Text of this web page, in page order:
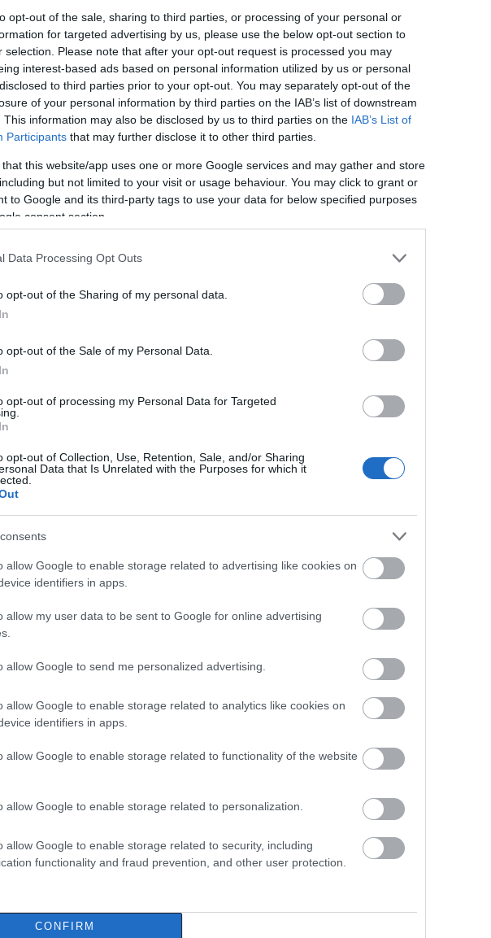
opt-out of the sale, sharing to third parties, or processing of your personal or
for targeted advertising by us, please use the below opt-out section to
selection. Please note that after your opt-out request is processed you may
interest-based ads based on personal information utilized by us or personal
to third parties prior to your opt-out. You may separately opt-out of the
of your personal information by third parties on the IAB’s list of downstream
This information may also be disclosed by us to third parties on the IAB’s List of
Participants that may further disclose it to other third parties.
that this website/app uses one or more Google services and may gather and store
but not limited to your visit or usage behaviour. You may click to grant or
to Google and its third-party tags to use your data for below specified purposes
consent section.
Data Processing Opt Outs
opt-out of the Sharing of my personal data.
opt-out of the Sale of my Personal Data.
opt-out of processing my Personal Data for Targeted
opt-out of Collection, Use, Retention, Sale, and/or Sharing
Data that Is Unrelated with the Purposes for which it
allow Google to enable storage related to advertising like cookies on
identifiers in apps.
allow my user data to be sent to Google for online advertising
allow Google to send me personalized advertising.
allow Google to enable storage related to analytics like cookies on
identifiers in apps.
allow Google to enable storage related to functionality of the website
allow Google to enable storage related to personalization.
allow Google to enable storage related to security, including
functionality and fraud prevention, and other user protection.
CONFIRM
story.
καλυμμένος με μια λευκή πετσέτα.
παιδί μου με αυτά που λένε στα κανάλια»,
09.08.2026 | 12:40
Εύβοια: Νέες
πινακίδες για τον
κίνδυνο πυρκαγιάς –
Σε ποια σημεία
τοποθετήθηκαν
Ποιοι φοιτητές θα
πάρουν έως 2.500
ευρώ για τη
Βόρεια Εύβοια:
Αγελάδες
ιερέα στους
οδηγούς
Ο Λευτέρης
09.08.2026 | 11:20
Συγκεντρώνει
οικογένειες για τον
Δεκαπενταύγουστο!
ενδεχόμενο
πυρκαγιάς σήμερα ο
Χρήσιμα τηλέφωνα